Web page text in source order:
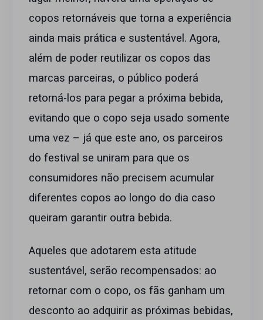
copos retornáveis que torna a experiência
ainda mais prática e sustentável. Agora,
além de poder reutilizar os copos das
marcas parceiras, o público poderá
retorná-los para pegar a próxima bebida,
evitando que o copo seja usado somente
uma vez – já que este ano, os parceiros
do festival se uniram para que os
consumidores não precisem acumular
diferentes copos ao longo do dia caso
queiram garantir outra bebida.
Aqueles que adotarem esta atitude
sustentável, serão recompensados: ao
retornar com o copo, os fãs ganham um
desconto ao adquirir as próximas bebidas,